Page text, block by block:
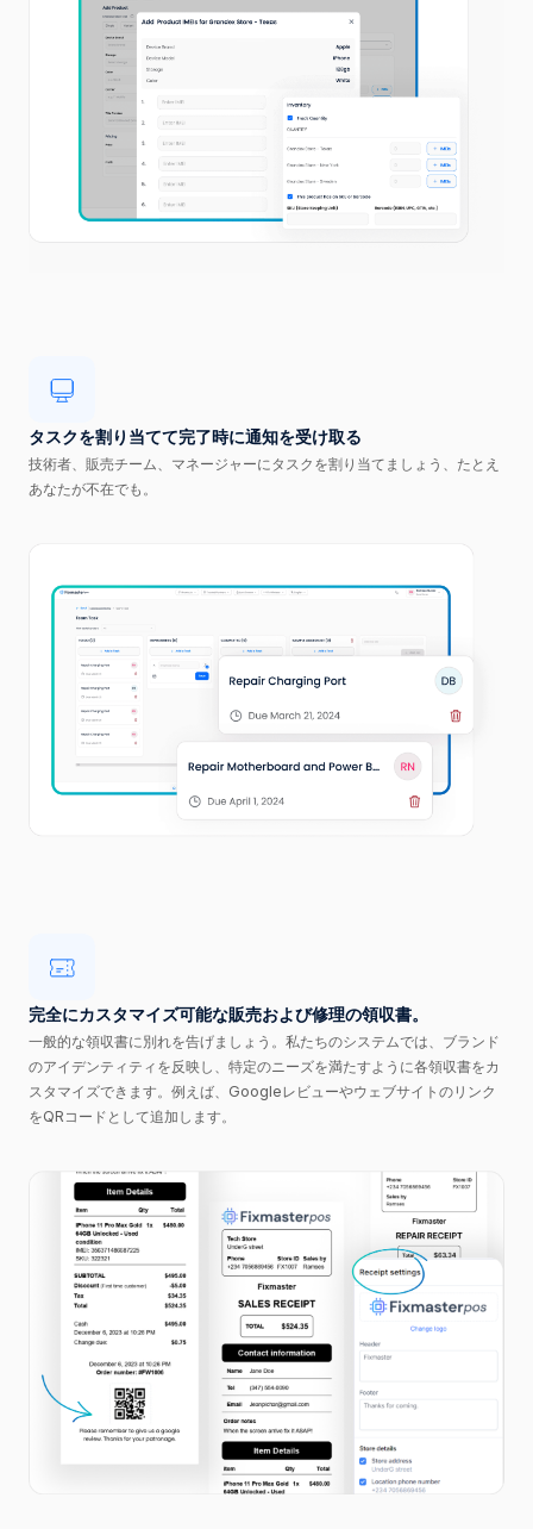
タスクを割り当てて完了時に通知を受け取る
技術者、販売チーム、マネージャーにタスクを割り当てましょう、たとえ
あなたが不在でも。
完全にカスタマイズ可能な販売および修理の領収書。
一般的な領収書に別れを告げましょう。私たちのシステムでは、ブランド
のアイデンティティを反映し、特定のニーズを満たすように各領収書をカ
スタマイズできます。例えば、Googleレビューやウェブサイトのリンク
をQRコードとして追加します。